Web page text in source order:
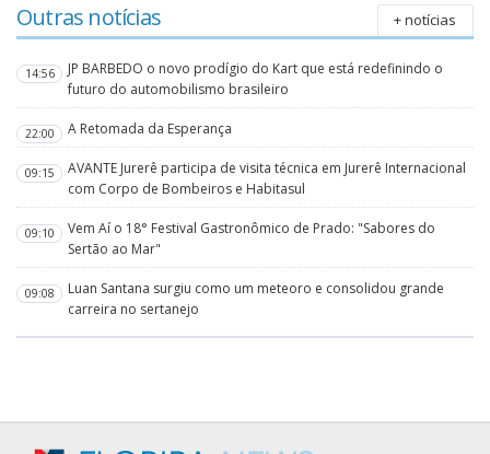
Outras notícias + notícias
14:56
JP BARBEDO o novo prodígio do Kart que está redefinindo o
futuro do automobilismo brasileiro
22:00 A Retomada da Esperança
09:15
AVANTE Jurerê participa de visita técnica em Jurerê Internacional
com Corpo de Bombeiros e Habitasul
09:10
Vem Aí o 18° Festival Gastronômico de Prado: "Sabores do
Sertão ao Mar"
09:08
Luan Santana surgiu como um meteoro e consolidou grande
carreira no sertanejo